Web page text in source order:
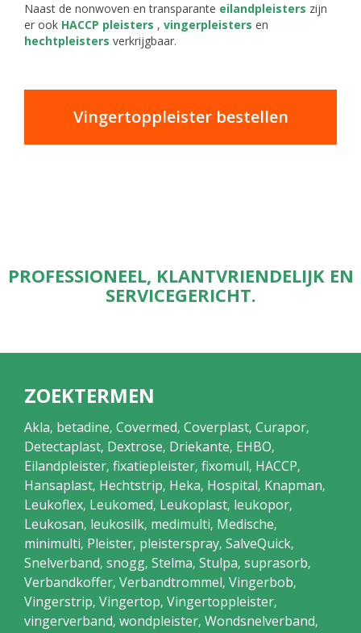
Naast de nonwoven en transparante eilandpleisters zijn
er ook HACCP pleisters , vingerpleisters en
hechtpleisters verkrijgbaar.
Vingertoppleister bestellen
PROFESSIONEEL, KLANTVRIENDELIJK EN
SERVICEGERICHT.
ZOEKTERMEN
Akla, betadine, Covermed, Coverplast, Curapor,
Detectaplast, Dextrose, Driekante, EHBO,
Eilandpleister, fixatiepleister, fixomull, HACCP,
Hansaplast, Hechtstrip, Heka, Hospital, Knapman,
Leukoflex, Leukomed, Leukoplast, leukopor,
Leukosan, leukosilk, medimulti, Medische,
minimulti, Pleister, pleisterspray, SalveQuick,
Snelverband, snogg, Stelma, Stulpa, suprasorb,
Verbandkoffer, Verbandtrommel, Vingerbob,
Vingerstrip, Vingertop, Vingertoppleister,
vingerverband, wondpleister, Wondsnelverband,